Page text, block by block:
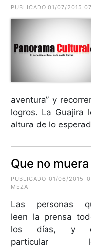
PUBLICADO 01/07/2015
aventura” y
logros. La Guajira
altura de lo
Que no
PUBLICADO 01/06/2015
MEZA
Las personas
leen la prensa
los días, y
particular